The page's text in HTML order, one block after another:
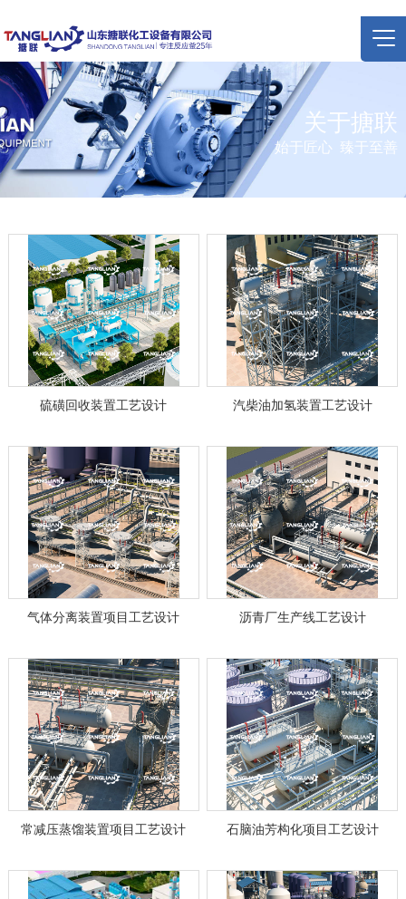
关于搪联
始于匠心 臻于至善
硫磺回收装置工艺设计 汽柴油加氢装置工艺设计
气体分离装置项目工艺设计 沥青厂生产线工艺设计
常减压蒸馏装置项目工艺设计 石脑油芳构化项目工艺设计